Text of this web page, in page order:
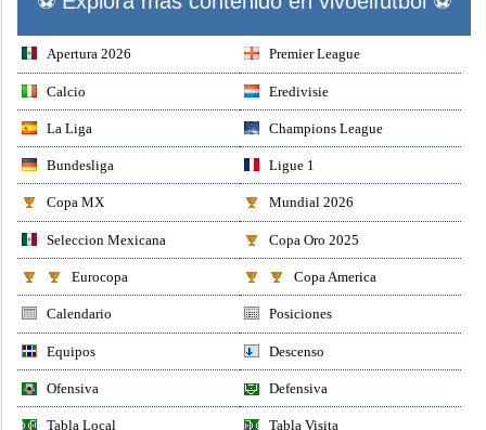
Apertura 2026 Premier League
Calcio Eredivisie
La Liga Champions League
Bundesliga Ligue 1
Copa MX Mundial 2026
Seleccion Mexicana Copa Oro 2025
Eurocopa Copa America
Calendario Posiciones
Equipos Descenso
Ofensiva Defensiva
Tabla Local Tabla Visita